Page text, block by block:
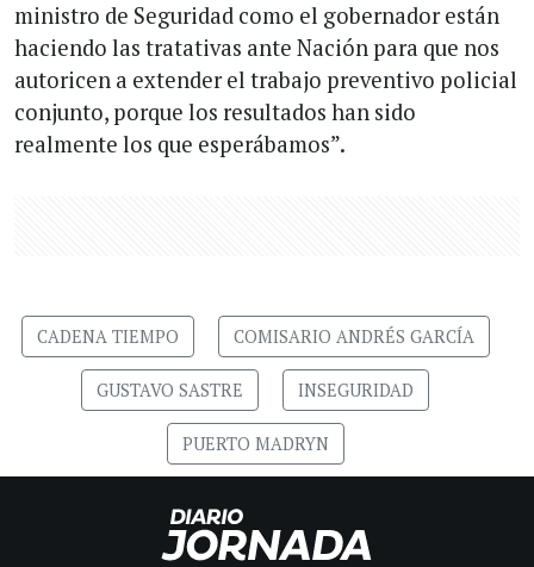
ministro de Seguridad como el gobernador están
haciendo las tratativas ante Nación para que nos
autoricen a extender el trabajo preventivo policial
conjunto, porque los resultados han sido
realmente los que esperábamos”.
CADENA TIEMPO COMISARIO ANDRÉS GARCÍA
GUSTAVO SASTRE INSEGURIDAD
PUERTO MADRYN